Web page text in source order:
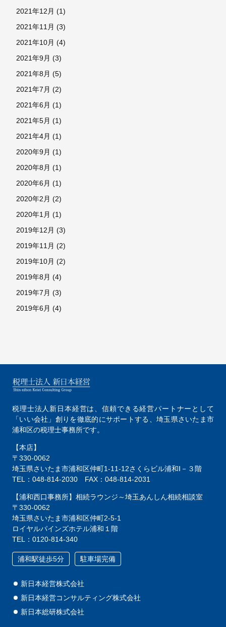
2021年12月 (1)
2021年11月 (3)
2021年10月 (4)
2021年9月 (3)
2021年8月 (5)
2021年7月 (2)
2021年6月 (1)
2021年5月 (1)
2021年4月 (1)
2020年9月 (1)
2020年8月 (1)
2020年6月 (1)
2020年2月 (2)
2020年1月 (1)
2019年12月 (3)
2019年11月 (2)
2019年10月 (2)
2019年8月 (4)
2019年7月 (3)
2019年6月 (4)
税理士法人新日本経営は、信頼できる経営パートナーとして
「いい会社」創りを徹底的にサポートする、 埼玉県さいたま市
浦和区の税理士事務所です。
【本店】
〒330-0062
埼玉県さいたま市浦和区仲町1-11-12さくらビル浦和Ⅰ－３階
TEL：048-814-2030
FAX：048-814-2031
【浦和西口事務所】相続ラウンジ～埼玉あんしん相続相談室
〒330-0062
埼玉県さいたま市浦和区仲町2-5-1
ロイヤルパインズホテル浦和１階
TEL：0120-814-340
浦和駅徒歩5分 駐車場完備
新日本経営株式会社
新日本経営コンサルティング株式会社
新日本総研株式会社